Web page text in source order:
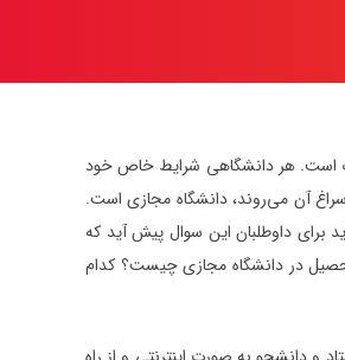
است. هر دانشگاهی شرایط خاص خود
سراغ آن می‌روند، دانشگاه مجازی است.
برای داوطلبان این سوال پیش آید که
در دانشگاه مجازی چیست؟ کدام